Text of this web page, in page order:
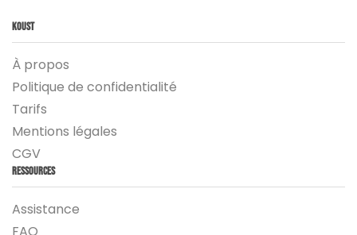
Koust
À propos
Politique de confidentialité
Tarifs
Mentions légales
CGV
Ressources
Assistance
FAQ